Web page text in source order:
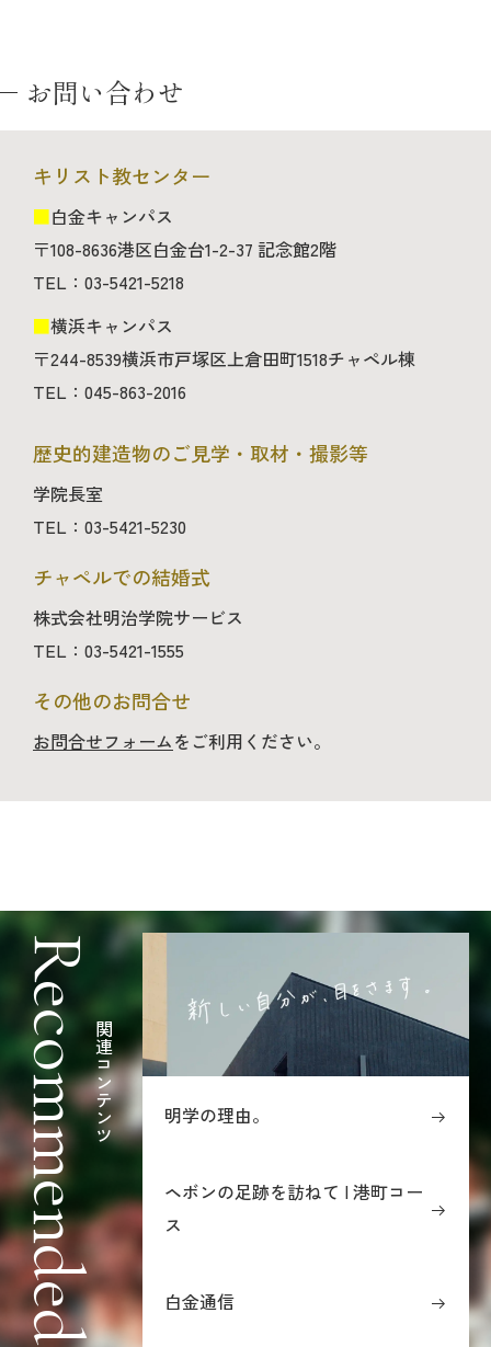
お問い合わせ
キリスト教センター
■白金キャンパス
〒108-8636港区白金台1-2-37 記念館2階
TEL：03-5421-5218
■横浜キャンパス
〒244-8539横浜市戸塚区上倉田町1518チャペル棟
TEL：045-863-2016
歴史的建造物のご見学・取材・撮影等
学院長室
TEL：03-5421-5230
チャペルでの結婚式
株式会社明治学院サービス
TEL：03-5421-1555
その他のお問合せ
お問合せフォームをご利用ください。
Recommended関連コンテンツ 明学の理由。
ヘボンの足跡を訪ねて | 港町コー
ス
白金通信